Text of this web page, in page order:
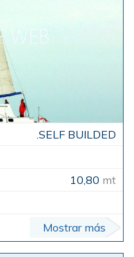
.SELF BUILDED
10,80 mt
Mostrar más